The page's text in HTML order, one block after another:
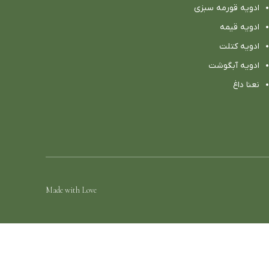
ادویه قورمه سبزی
ادویه قیمه
ادویه کتلت
ادویه آبگوشت
نعنا داغ
Made with Love